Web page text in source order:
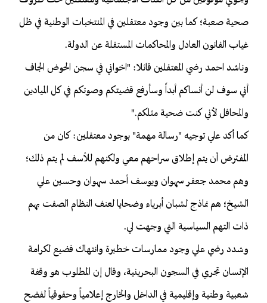
صحية صعبة؛ كما بين وجود معتقلين في المنتخبات الوطنية في ظل
غياب القانون العادل والمحاكمات المستقلة عن الدولة.
وناشد احمد رضي المعتقلين قائلا: "اخواني في سجن الحوض الجاف
أني سوف لن أنساكم أبداً وسأرفع قضيتكم وصوتكم في كل الميادين
والمحافل لأني كنت ضحية مثلكم."
كما أكد علي توجيه "رسالة مهمة" بوجود معتقلين: كان من
المفترض أن يتم إطلاق سراحهم معي ولكنهم للأسف لم يتم ذلك؛
وهم محمد جعفر سهوان ويوسف أحمد سهوان وحسين علي
الشيخ؛ هم نماذج لشبان أبرياء وضحايا لعنف النظام الصقت بهم
ذات التهم السياسية التي وجهت لي.
وشدد رضي علي وجود ممارسات خطيرة وانتهاك فضيع لكرامة
الإنسان تجري في السجون البحرينية، وقال إن المطلوب هو وقفة
شعبية وطنية وإقليمية في الداخل والخارج إعلامياً وحقوقياً لفضح